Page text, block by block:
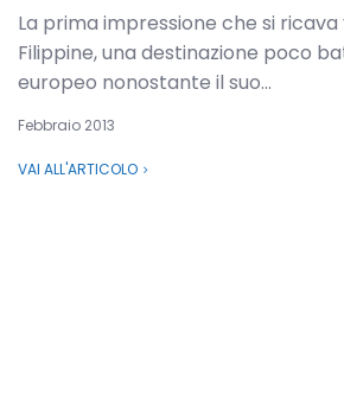
La prima impressione che si ricava
Filippine, una destinazione poco
europeo nonostante il suo...
Febbraio 2013
VAI ALL'ARTICOLO